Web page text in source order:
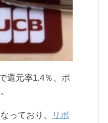
還元率1.4％、ポ
っており、
リボ